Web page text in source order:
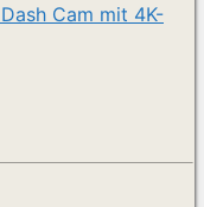
Cam mit 4K-